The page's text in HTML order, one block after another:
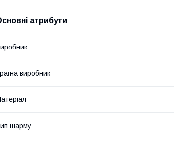
атрибути
виробник
шарму